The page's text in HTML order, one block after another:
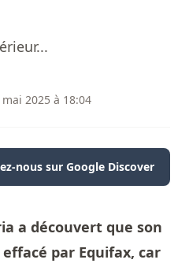
2025 à 18:04
nous sur Google Discover
a découvert que son
par Equifax, car